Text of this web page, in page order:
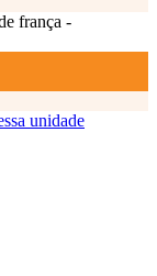
frança -
unidade